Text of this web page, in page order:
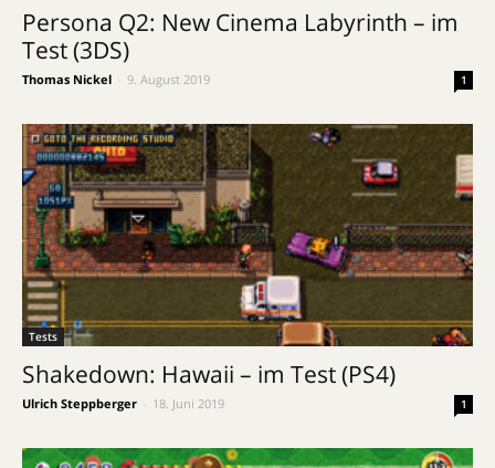
Persona Q2: New Cinema Labyrinth – im
Test (3DS)
Thomas Nickel 9. August 2019 1
Tests
Shakedown: Hawaii – im Test (PS4)
Ulrich Steppberger 18. Juni 2019 1